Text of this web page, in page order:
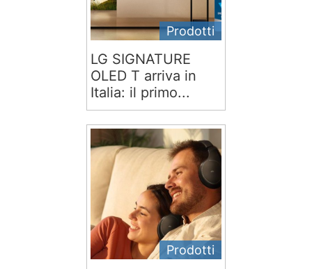
Prodotti
LG SIGNATURE
OLED T arriva in
Italia: il primo...
Prodotti